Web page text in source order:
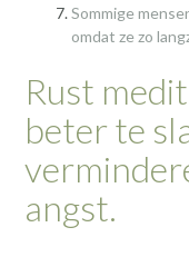
Sommige
omdat ze zo
Rust
beter te
angst.